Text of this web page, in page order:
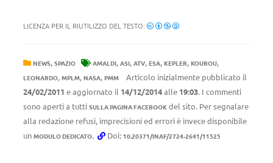
LICENZA PER IL RIUTILIZZO DEL TESTO:
NEWS, SPAZIO AMALDI, ASI, ATV, ESA, KEPLER, KOUROU,
LEONARDO, MPLM, NASA, PMM
Articolo inizialmente pubblicato il
24/02/2011 e aggiornato il 14/12/2014alle 19:03. I commenti
sono aperti a tutti SULLA PAGINA FACEBOOK del sito. Per segnalare
alla redazione refusi, imprecisioni ed errori è invece disponibile
un MODULO DEDICATO. Doi: 10.20371/INAF/2724-2641/11525